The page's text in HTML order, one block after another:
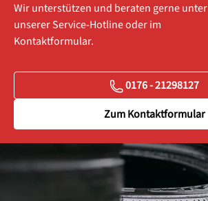
Wir unterstützen und beraten gerne unter
unserer Service-Hotline oder im
Kontaktformular.
0176 - 21298127
Zum Kontaktformular